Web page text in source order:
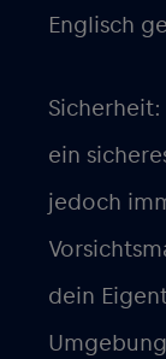
Englisch
ein
jedoch
dein